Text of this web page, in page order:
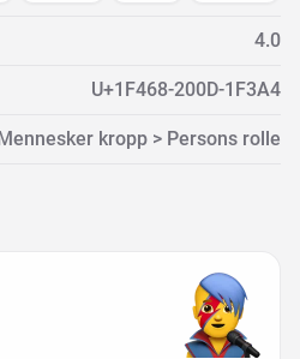
4.0
U+1F468-200D-1F3A4
kropp > Persons rolle